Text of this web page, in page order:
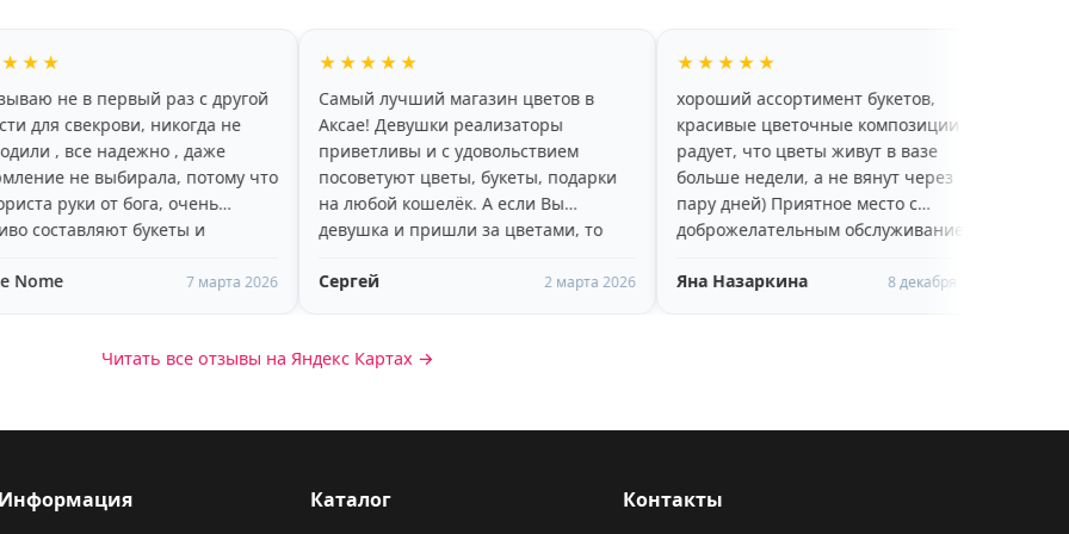
что
2026
Самый лучший магазин цветов в
Аксае! Девушки реализаторы
приветливы и с удовольствием
посоветуют цветы, букеты, подарки
на любой кошелёк. А если Вы
девушка и пришли за цветами, то
молодой, улыбчивый парень-2 марта 2026
хороший ассортимент букетов,
красивые цветочные композиции
радует, что цветы живут в вазе
больше недели, а не вянут через
пару дней) Приятное место с
доброжелательным обслуживанием,
Яна Назаркина
8 декабря 2025
Спасибо большое за букет все
качество 👍👍👍процветания
деле 😉
ОЛЬГА Мартьянова
Читать все отзывы на Яндекс Картах →
Информация Каталог Контакты